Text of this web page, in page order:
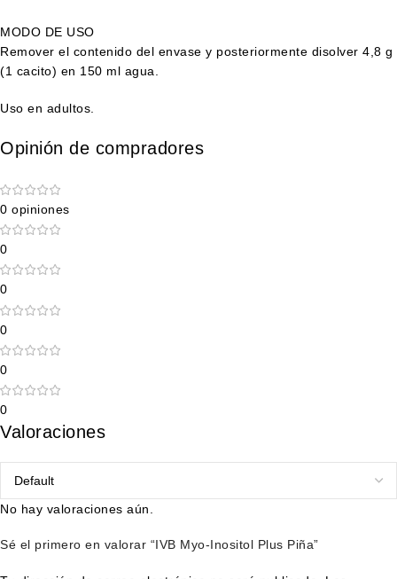
MODO DE USO
Remover el contenido del envase y posteriormente disolver 4,8 g
(1 cacito) en 150 ml agua.
Uso en adultos.
Opinión de compradores
0 opiniones
0
0
0
0
0
Valoraciones
No hay valoraciones aún.
Sé el primero en valorar “IVB Myo-Inositol Plus Piña”